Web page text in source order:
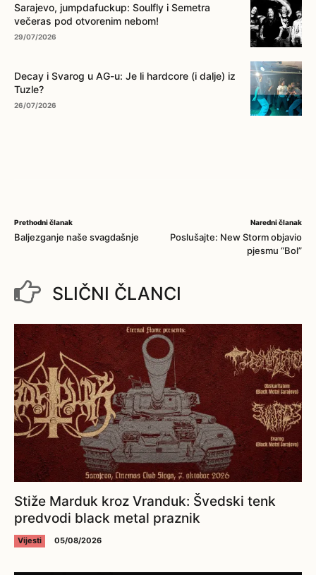
Sarajevo, jumpdafuckup: Soulfly i Semetra
večeras pod otvorenim nebom!
29/07/2026
Decay i Svarog u AG-u: Je li hardcore (i dalje) iz
Tuzle?
26/07/2026
Prethodni članak
Baljezganje naše svagdašnje
Naredni članak
Poslušajte: New Storm objavio
pjesmu “Bol”
SLIČNI ČLANCI
Stiže Marduk kroz Vranduk: Švedski tenk
predvodi black metal praznik
Vijesti 05/08/2026